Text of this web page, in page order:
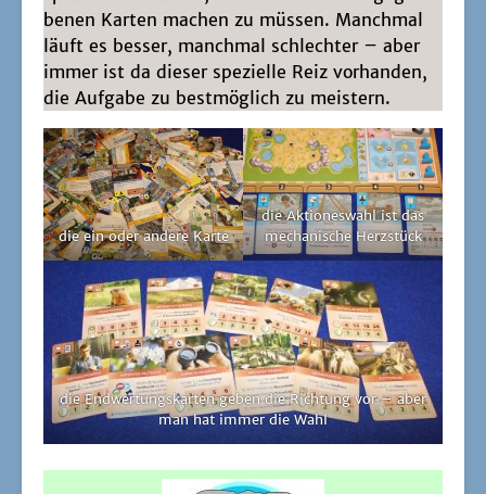
be­nen Kar­ten machen zu müs­sen. Manch­mal
läuft es bes­ser, manch­mal schlech­ter – aber
immer ist da die­ser spe­zi­el­le Reiz vor­han­den,
die Auf­ga­be zu best­mög­lich zu meistern.
die ein oder ande­re Karte
die Aktio­nes­wahl ist das
mecha­ni­sche Herzstück
die End­wer­tungs­kar­ten geben die Rich­tung vor – aber
man hat immer die Wahl